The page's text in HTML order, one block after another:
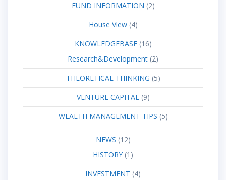
FUND INFORMATION (2)
House View(4)
KNOWLEDGEBASE(16)
Research&Development (2)
THEORETICAL THINKING (5)
VENTURE CAPITAL(9)
WEALTH MANAGEMENT TIPS (5)
NEWS (12)
HISTORY (1)
INVESTMENT (4)